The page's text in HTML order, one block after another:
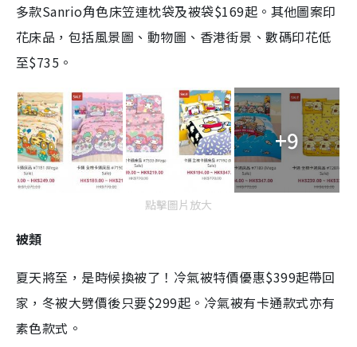
多款Sanrio角色床笠連枕袋及被袋$169起。其他圖案印
花床品，包括風景圖、動物圖、香港街景、數碼印花低
至$735。
+9
點擊圖片放大
被類
夏天將至，是時候換被了！冷氣被特價優惠$399起帶回
家，冬被大劈價後只要$299起。冷氣被有卡通款式亦有
素色款式。